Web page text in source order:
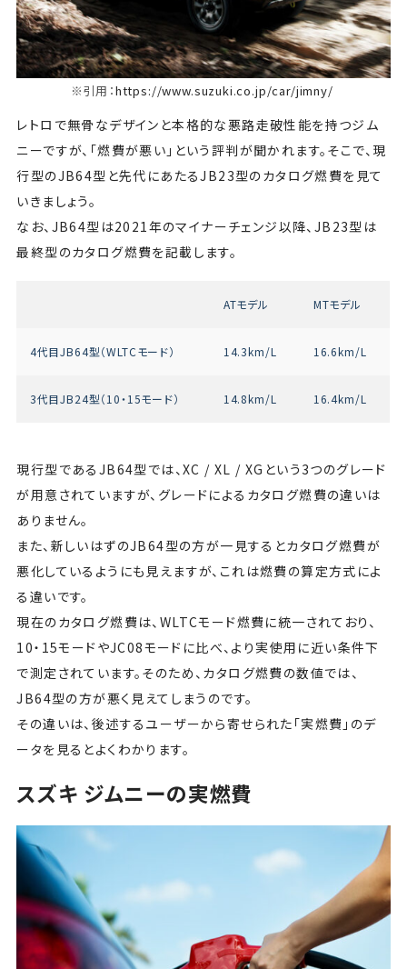
※引用：https://www.suzuki.co.jp/car/jimny/
レトロで無骨なデザインと本格的な悪路走破性能を持つジム
ニーですが、「燃費が悪い」という評判が聞かれます。そこで、現
行型のJB64型と先代にあたるJB23型のカタログ燃費を見て
いきましょう。
なお、JB64型は2021年のマイナーチェンジ以降、JB23型は
最終型のカタログ燃費を記載します。
ATモデル MTモデル
4代目JB64型（WLTCモード） 14.3km/L 16.6km/L
3代目JB24型（10・15モード） 14.8km/L 16.4km/L
現行型であるJB64型では、XC / XL / XGという3つのグレード
が用意されていますが、グレードによるカタログ燃費の違いは
ありません。
また、新しいはずのJB64型の方が一見するとカタログ燃費が
悪化しているようにも見えますが、これは燃費の算定方式によ
る違いです。
現在のカタログ燃費は、WLTCモード燃費に統一されており、
10・15モードやJC08モードに比べ、より実使用に近い条件下
で測定されています。そのため、カタログ燃費の数値では、
JB64型の方が悪く見えてしまうのです。
その違いは、後述するユーザーから寄せられた「実燃費」のデ
ータを見るとよくわかります。
スズキ ジムニーの実燃費